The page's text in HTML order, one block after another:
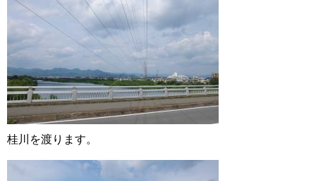
桂川を渡ります。